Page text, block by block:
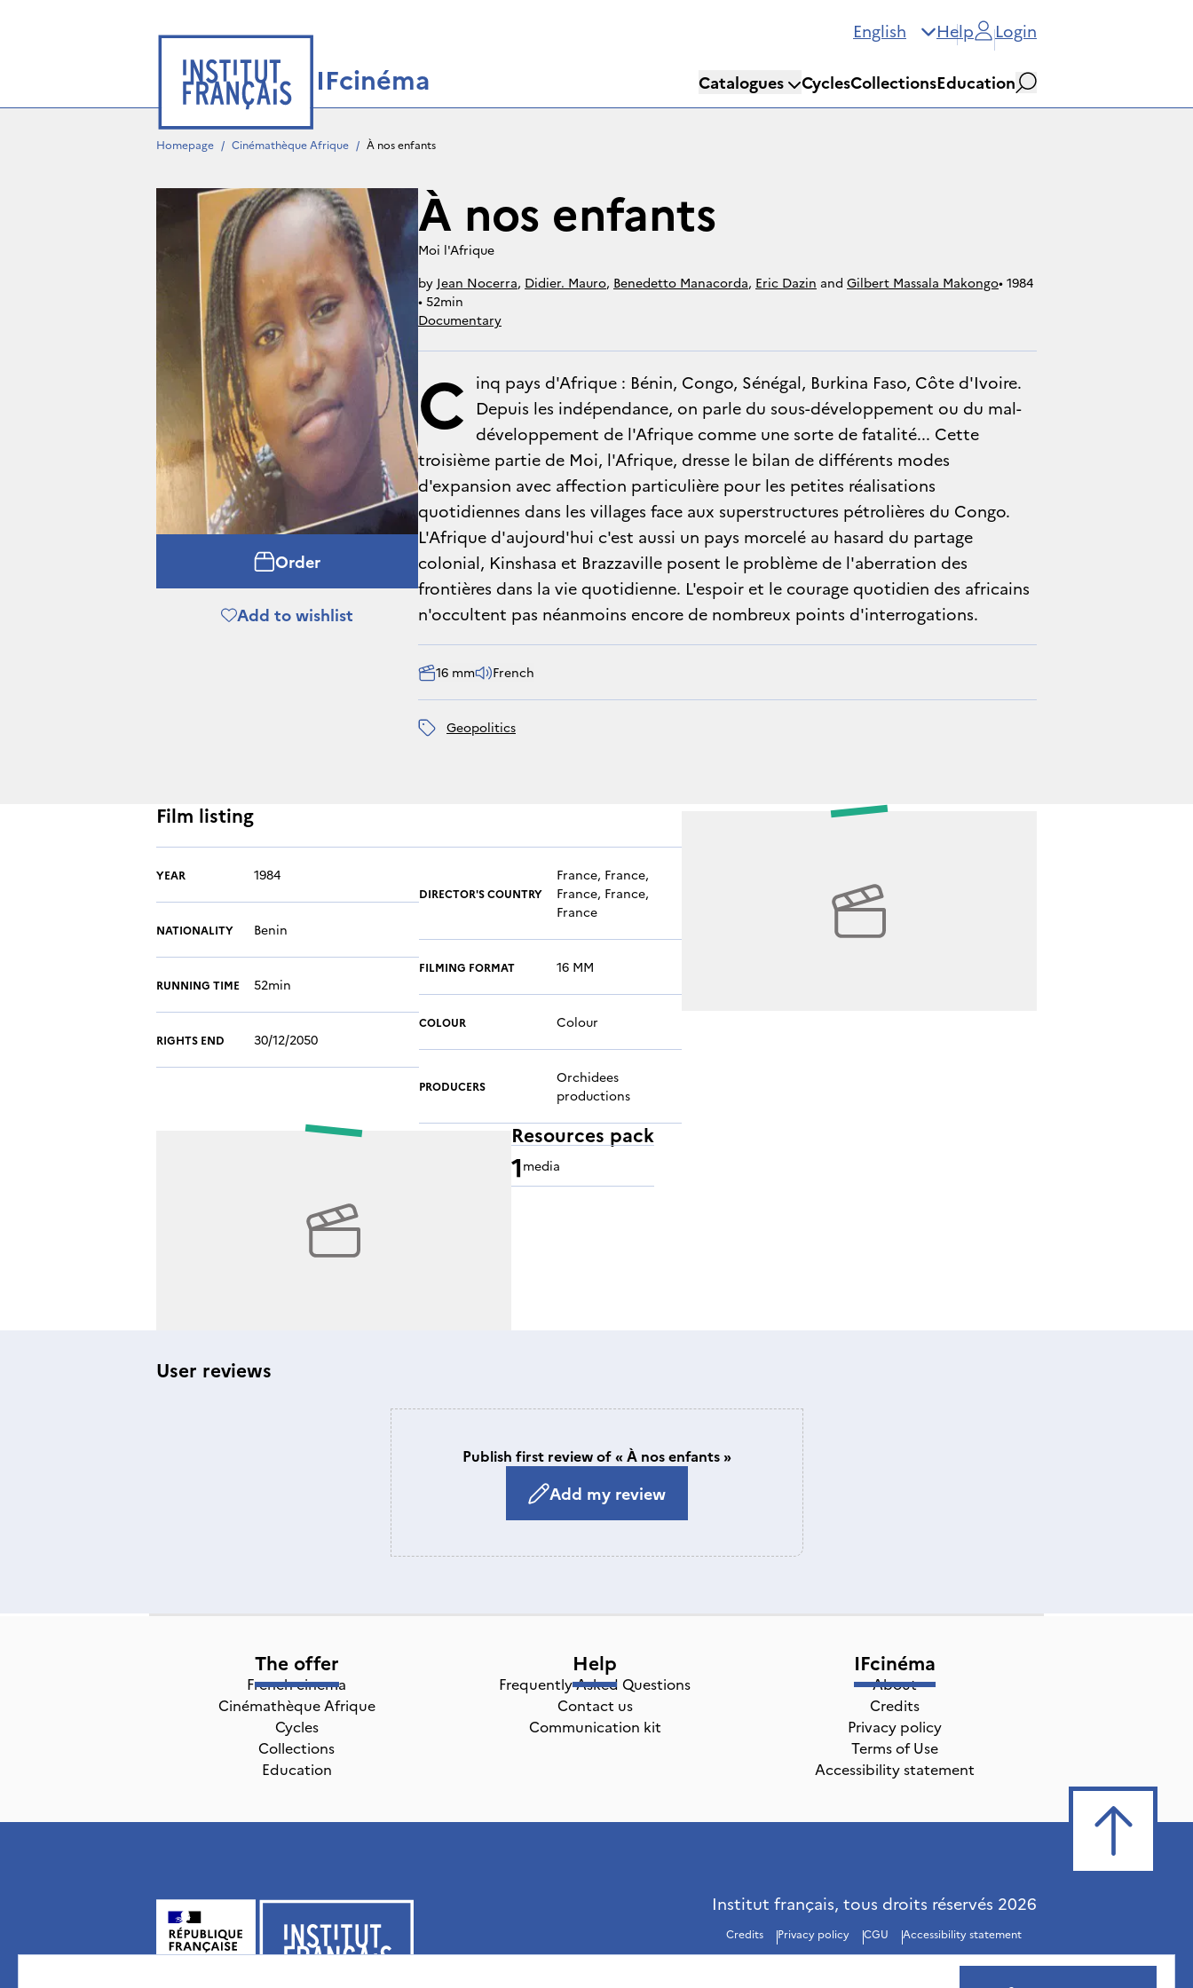
English Help Login
IFcinéma Catalogues CyclesCollectionsEducation
Search
Homepage / Cinémathèque Afrique / À nos enfants
Order
Add to wishlist
À nos enfants
Moi l'Afrique
by Jean Nocerra, Didier. Mauro, Benedetto Manacorda, Eric Dazin and Gilbert Massala Makongo• 1984
• 52min
Documentary
C inq pays d'Afrique : Bénin, Congo, Sénégal, Burkina Faso, Côte d'Ivoire.
Depuis les indépendance, on parle du sous-développement ou du mal-
développement de l'Afrique comme une sorte de fatalité... Cette
troisième partie de Moi, l'Afrique, dresse le bilan de différents modes
d'expansion avec affection particulière pour les petites réalisations
quotidiennes dans les villages face aux superstructures pétrolières du Congo.
L'Afrique d'aujourd'hui c'est aussi un pays morcelé au hasard du partage
colonial, Kinshasa et Brazzaville posent le problème de l'aberration des
frontières dans la vie quotidienne. L'espoir et le courage quotidien des africains
n'occultent pas néanmoins encore de nombreux points d'interrogations.
16 mm French
geopolitics
Film listing
YEAR 1984
NATIONALITY Benin
RUNNING TIME 52min
RIGHTS END 30/12/2050
DIRECTOR'S COUNTRY
France, France,
France, France,
France
FILMING FORMAT 16 MM
COLOUR Colour
PRODUCERS
Orchidees
productions
Resources pack
1media
User reviews
Publish first review of « À nos enfants »
Add my review
The offer
French cinema
Cinémathèque Afrique
Cycles
Collections
Education
Help
Frequently Asked Questions
Contact us
Communication kit
IFcinéma
About
Credits
Privacy policy
Terms of Use
Accessibility statement
Institut français, tous droits réservés 2026
Credits Privacy policy CGU Accessibility statement